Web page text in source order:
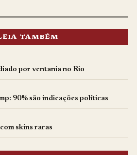
TAMBÉM
por ventania no Rio
90% são indicações políticas
skins raras